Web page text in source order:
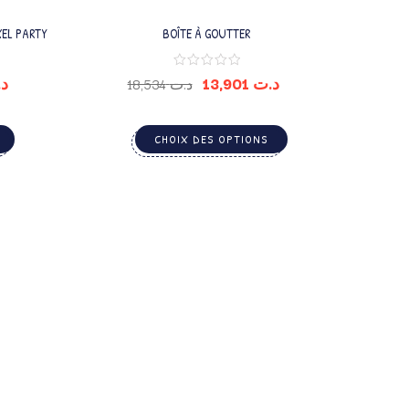
PARTY BOÎTE À GOUTTER
د.ت18,534 د.ت
CHOIX DES OPTIONS